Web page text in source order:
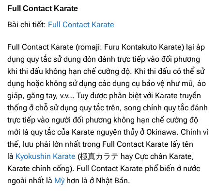
Full Contact Karate
Bài chi tiết: Full Contact Karate
Full Contact Karate (romaji: Furu Kontakuto Karate) lại áp
dụng quy tắc sử dụng đòn đánh trực tiếp vào đối phương
khi thi đấu không hạn chế cường độ. Khi thi đấu có thể sử
dụng hoặc không sử dụng các dụng cụ bảo vệ như mũ, áo
giáp, găng tay, v.v… Tuy được phân biệt với Karate truyền
thống ở chỗ sử dụng quy tắc trên, song chính quy tắc đánh
trực tiếp vào người đối phương không hạn chế cường độ
mới là quy tắc của Karate nguyên thủy ở Okinawa. Chính vì
thế, lưu phái lớn nhất trong Full Contact Karate lấy tên
là Kyokushin Karate (極真カラテ hay Cực chân Karate,
Karate chính cống). Full Contact Karate phổ biến ở nước
ngoài nhất là Mỹhơn là ở Nhật Bản.